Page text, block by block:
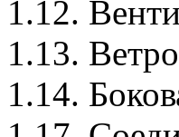
1.12.
1.13.
1.14.